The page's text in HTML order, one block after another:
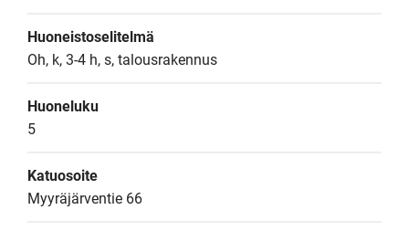
Huoneistoselitelmä
Oh, k, 3-4 h, s, talousrakennus
Huoneluku
5
Katuosoite
Myyräjärventie 66